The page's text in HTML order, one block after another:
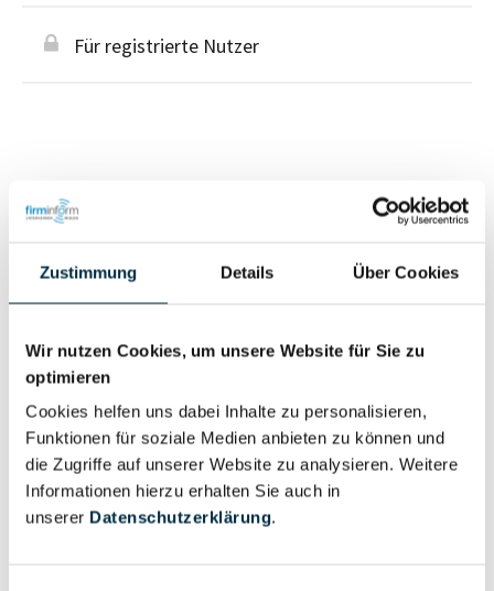
Zustimmung Details Über Cookies
Wir nutzen Cookies, um unsere Website für Sie zu
optimieren
Cookies helfen uns dabei Inhalte zu personalisieren,
Funktionen für soziale Medien anbieten zu können und
die Zugriffe auf unserer Website zu analysieren. Weitere
Informationen hierzu erhalten Sie auch in
unserer Datenschutzerklärung.
Für registrierte Nutzer
Personen im Unternehmen
Wirtschaftlich
Berechtigter
Vollständiges
Unternehmensprofil
anfragen